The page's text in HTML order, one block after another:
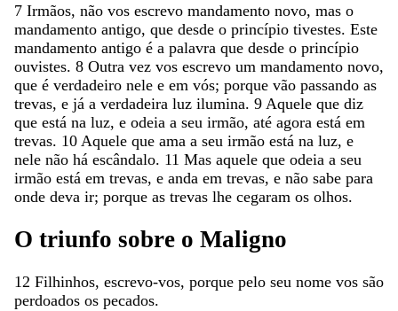
7 Irmãos, não vos escrevo mandamento novo, mas o
mandamento antigo, que desde o princípio tivestes. Este
mandamento antigo é a palavra que desde o princípio
ouvistes. 8 Outra vez vos escrevo um mandamento novo,
que é verdadeiro nele e em vós; porque vão passando as
trevas, e já a verdadeira luz ilumina. 9 Aquele que diz
que está na luz, e odeia a seu irmão, até agora está em
trevas. 10 Aquele que ama a seu irmão está na luz, e
nele não há escândalo. 11 Mas aquele que odeia a seu
irmão está em trevas, e anda em trevas, e não sabe para
onde deva ir; porque as trevas lhe cegaram os olhos.
O triunfo sobre o Maligno
12 Filhinhos, escrevo-vos, porque pelo seu nome vos são
perdoados os pecados.